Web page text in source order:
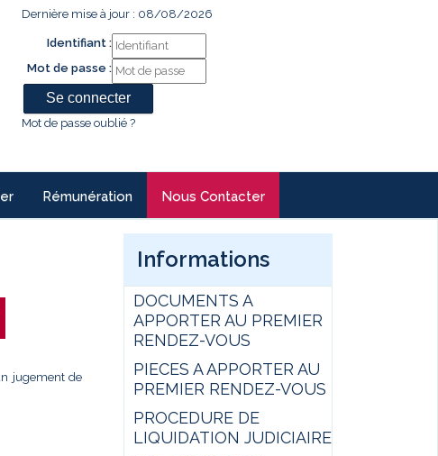
Dernière mise à jour : 08/08/2026
Identifiant :
Mot de passe :
Mot de passe oublié ?
Rémunération Nous Contacter
jugement de
Informations
DOCUMENTS A
APPORTER AU PREMIER
RENDEZ-VOUS
PIECES A APPORTER AU
PREMIER RENDEZ-VOUS
PROCEDURE DE
LIQUIDATION JUDICIAIRE